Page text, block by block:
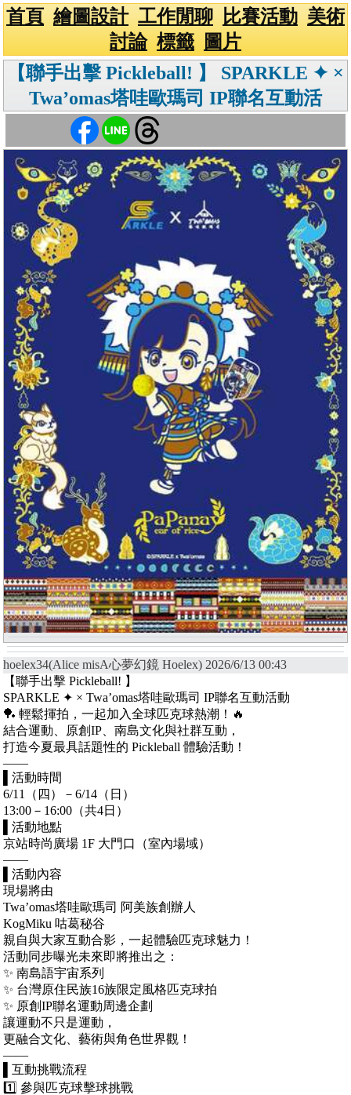
首頁 繪圖設計 工作閒聊 比賽活動 美術
討論 標籤
圖片
【聯手出擊 Pickleball! 】 SPARKLE ✦ ×
Twa’omas塔哇歐瑪司 IP聯名互動活
hoelex34(Alice misA心夢幻鏡 Hoelex) 2026/6/13 00:43
【聯手出擊 Pickleball! 】
SPARKLE ✦ × Twa’omas塔哇歐瑪司 IP聯名互動活動
🏓 輕鬆揮拍，一起加入全球匹克球熱潮！🔥
結合運動、原創IP、南島文化與社群互動，
打造今夏最具話題性的 Pickleball 體驗活動！
——
▌活動時間
6/11（四）－6/14（日）
13:00－16:00（共4日）
▌活動地點
京站時尚廣場 1F 大門口（室內場域）
——
▌活動內容
現場將由
Twa’omas塔哇歐瑪司 阿美族創辦人
KogMiku 咕葛秘谷
親自與大家互動合影，一起體驗匹克球魅力！
活動同步曝光未來即將推出之：
✨ 南島語宇宙系列
✨ 台灣原住民族16族限定風格匹克球拍
✨ 原創IP聯名運動周邊企劃
讓運動不只是運動，
更融合文化、藝術與角色世界觀！
——
▌互動挑戰流程
1️⃣ 參與匹克球擊球挑戰